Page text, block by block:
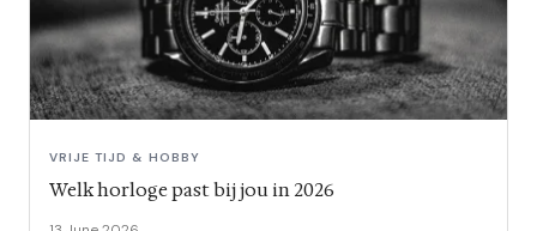
VRIJE TIJD & HOBBY
Welk horloge past bij jou in 2026